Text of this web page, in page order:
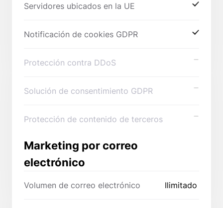
Servidores ubicados en la UE
Notificación de cookies GDPR
Protección contra DDoS
Solución de consentimiento GDPR
Protección de contenido de terceros
Marketing por correo
electrónico
Volumen de correo electrónico Ilimitado